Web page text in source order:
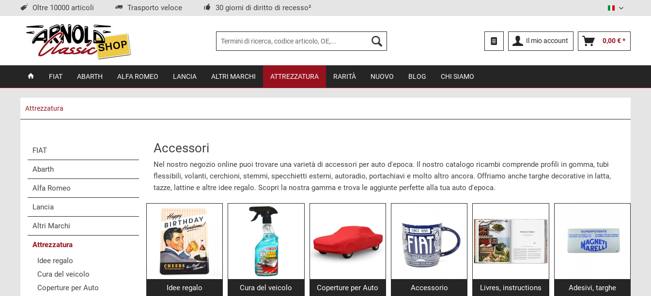
Oltre 10000 articoli Trasporto veloce 30 giorni di diritto di recesso² Italiano
Il mio account 0,00 € *
FIAT ABARTH ALFA ROMEO LANCIA ALTRI MARCHI ATTREZZATURA RARITÀ NUOVO BLOG CHI SIAMO
Attrezzatura
FIAT
Abarth
Alfa Romeo
Lancia
Altri Marchi
Attrezzatura
Idee regalo
Cura del veicolo
Coperture per Auto
Accessori
Nel nostro negozio online puoi trovare una varietà di accessori per auto d'epoca. Il nostro catalogo ricambi comprende profili in gomma, tubi
flessibili, volanti, cerchioni, stemmi, specchietti esterni, autoradio, portachiavi e molto altro ancora. Offriamo anche targhe decorative in latta,
tazze, lattine e altre idee regalo. Scopri la nostra gamma e trova le aggiunte perfette alla tua auto d'epoca.
Idee regalo Cura del veicolo Coperture per Auto Accessorio Livres, instructions Adesivi, targhe